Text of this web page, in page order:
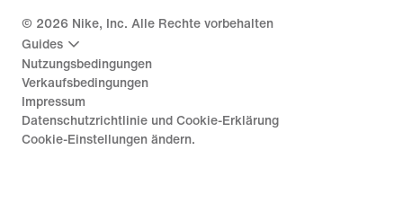
© 2026 Nike, Inc. Alle Rechte vorbehalten
Guides
Nutzungsbedingungen
Verkaufsbedingungen
Impressum
Datenschutzrichtlinie und Cookie-Erklärung
Cookie-Einstellungen ändern.